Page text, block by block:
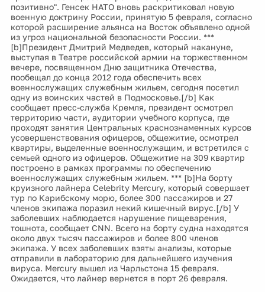
позитивно". Генсек НАТО вновь раскритиковал новую
военную доктрину России, принятую 5 февраля, согласно
которой расширение альянса на Восток объявлено одной
из угроз национальной безопасности России. ***
[b]Президент Дмитрий Медведев, который накануне,
выступая в Театре российской армии на торжественном
вечере, посвященном Дню защитника Отечества,
пообещал до конца 2012 года обеспечить всех
военнослужащих служебным жильем, сегодня посетил
одну из воинских частей в Подмосковье.[/b] Как
сообщает пресс-служба Кремля, президент осмотрел
территорию части, аудитории учебного корпуса, где
проходят занятия Центральных краснознаменных курсов
усовершенствования офицеров, общежитие, осмотрел
квартиры, выделенные военнослужащим, и встретился с
семьей одного из офицеров. Общежитие на 309 квартир
построено в рамках программы по обеспечению
военнослужащих служебным жильем. *** [b]На борту
круизного лайнера Celebrity Mercury, который совершает
тур по Карибскому морю, более 300 пассажиров и 27
членов экипажа поразил некий кишечный вирус.[/b] У
заболевших наблюдается нарушение пищеварения,
тошнота, сообщает CNN. Всего на борту судна находятся
около двух тысяч пассажиров и более 800 членов
экипажа. У всех заболевших взяты анализы, которые
отправили в лабораторию для дальнейшего изучения
вируса. Mercury вышел из Чарльстона 15 февраля.
Ожидается, что лайнер вернется в порт 26 февраля.